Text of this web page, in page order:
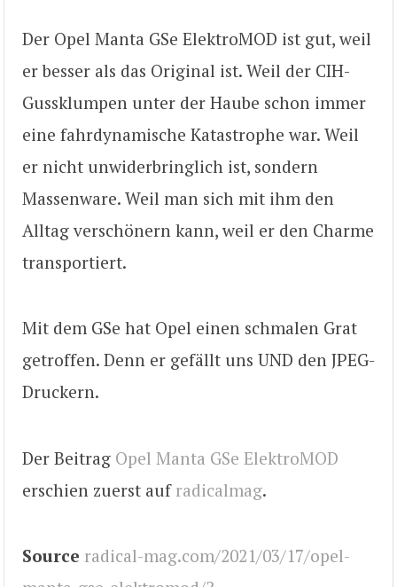
Der Opel Manta GSe ElektroMOD ist gut, weil
er besser als das Original ist. Weil der CIH-
Gussklumpen unter der Haube schon immer
eine fahrdynamische Katastrophe war. Weil
er nicht unwiderbringlich ist, sondern
Massenware. Weil man sich mit ihm den
Alltag verschönern kann, weil er den Charme
transportiert.
Mit dem GSe hat Opel einen schmalen Grat
getroffen. Denn er gefällt uns UND den JPEG-
Druckern.
Der Beitrag Opel Manta GSe ElektroMOD
erschien zuerst auf radicalmag.
Source radical-mag.com/2021/03/17/opel-